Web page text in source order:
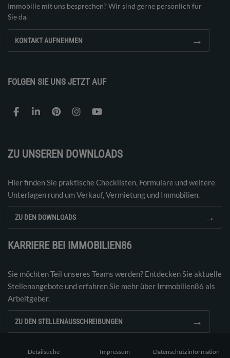
Immobilie mit uns besprechen? Wir sind gerne persönlich für
Sie da.
KONTAKT AUFNEHMEN →
FOLGEN SIE UNS JETZT AUF
ZU UNSEREN DOWNLOADS
Hier finden Sie praktische Checklisten, Formulare und weitere
Unterlagen rund um Verkauf, Vermietung und Immobilien.
ZU DEN DOWNLOADS →
KARRIERE BEI IMMOBILIEN86
Sie möchten Teil unseres Teams werden? Entdecken Sie aktuelle
Stellenangebote und erfahren Sie mehr über Immobilien86 als
Arbeitgeber.
ZU DEN STELLENAUSSCHREIBUNGEN →
Detailsuche Impressum Datenschutzinformation